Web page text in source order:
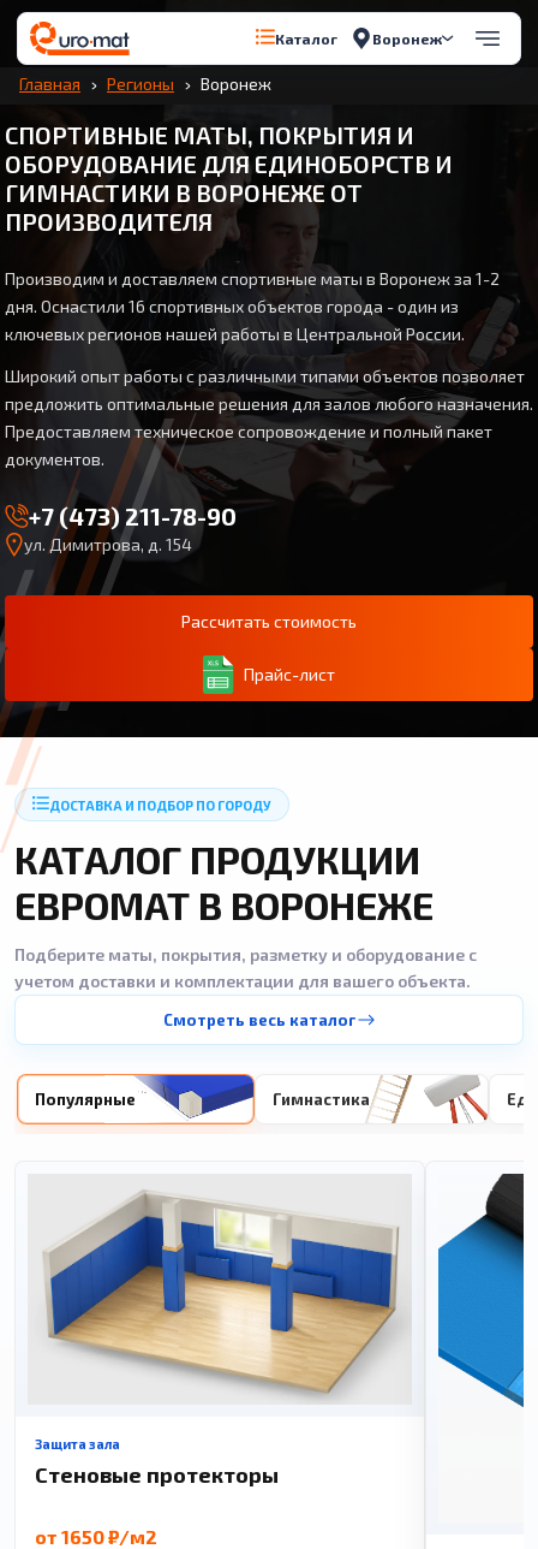
Каталог Воронеж
Главная Регионы Воронеж
СПОРТИВНЫЕ МАТЫ, ПОКРЫТИЯ И
ОБОРУДОВАНИЕ ДЛЯ ЕДИНОБОРСТВ И
ГИМНАСТИКИ В ВОРОНЕЖЕ ОТ
ПРОИЗВОДИТЕЛЯ
Производим и доставляем спортивные маты в Воронеж за 1-2
дня. Оснастили 16 спортивных объектов города - один из
ключевых регионов нашей работы в Центральной России.
Широкий опыт работы с различными типами объектов позволяет
предложить оптимальные решения для залов любого назначения.
Предоставляем техническое сопровождение и полный пакет
документов.
+7 (473) 211-78-90
ул. Димитрова, д. 154
Рассчитать стоимость
Прайс-лист
ДОСТАВКА И ПОДБОР ПО ГОРОДУ
КАТАЛОГ ПРОДУКЦИИ
ЕВРОМАТ В ВОРОНЕЖЕ
Подберите маты, покрытия, разметку и оборудование с
учетом доставки и комплектации для вашего объекта.
Смотреть весь каталог
Популярные Гимнастика
Защита зала
Стеновые протекторы
от 1650 ₽/м2